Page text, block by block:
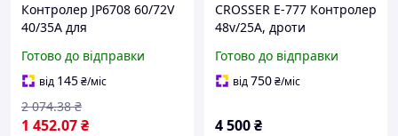
Контролер JP6708 60/72V
40/35A для
електротранспорту для
керування двигуном,
ремонту й заміни
електросистеми
Готово до відправки
від 145₴/міс
1 452.07₴
2 074.38 ₴
CROSSER E-777 Контролер
48v/25A, дроти
Електровелосипед
Електрофетбайк 20
Готово до відправки
від750₴/міс
4 500₴